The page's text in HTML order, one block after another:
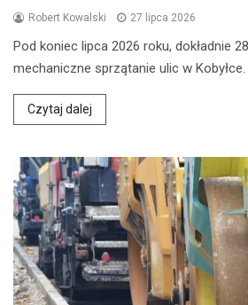
Robert Kowalski 27 lipca 2026
Pod koniec lipca 2026 roku, dokładnie
mechaniczne sprzątanie ulic w
Czytaj dalej